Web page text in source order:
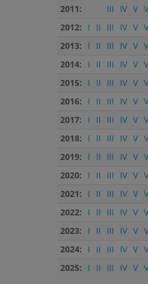
2011:
III IV V
2012:
I II III IV V
2013:
I II III IV V
2014:
I II III IV V
2015:
I II III IV V
2016:
I II III IV V
2017:
I II III IV V
2018:
I II III IV V
2019:
I II III IV V
2020:
I II III IV V
2021:
I II III IV V
2022:
I II III IV V
2023:
I II III IV V
2024:
I II III IV V
2025:
I II III IV V